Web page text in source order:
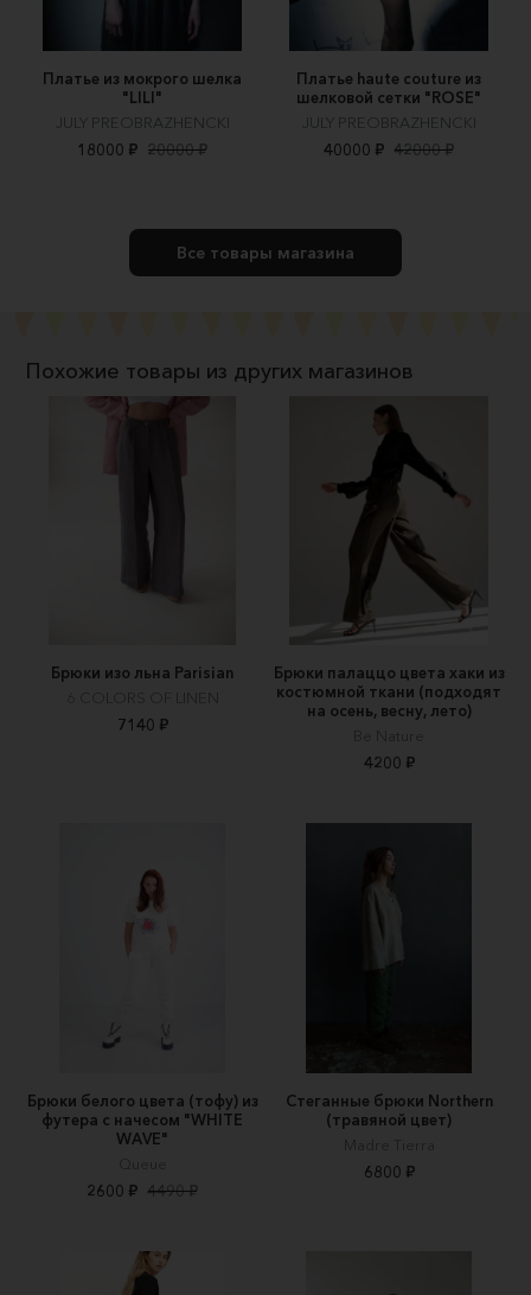
Платье из мокрого шелка
"LILI"
JULY PREOBRAZHENCKI
18000 ₽ 20000 ₽
Платье haute couture из
шелковой сетки "ROSE"
JULY PREOBRAZHENCKI
40000 ₽ 42000 ₽
Все товары магазина
Похожие товары из других магазинов
Брюки изо льна Parisian
6 COLORS OF LINEN
7140 ₽
Брюки палаццо цвета хаки из
костюмной ткани (подходят
на осень, весну, лето)
Be Nature
4200 ₽
Брюки белого цвета (тофу) из
футера с начесом "WHITE
WAVE"
Queue
2600 ₽ 4490 ₽
Стеганные брюки Northern
(травяной цвет)
Madre Tierra
6800 ₽